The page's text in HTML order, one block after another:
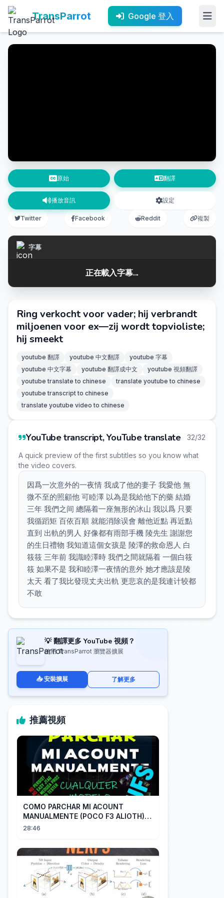
TransParrot Google 登入
原始 翻譯
播放音訊 設定
Twitter Facebook Reddit 複製
字幕
正在載入字幕...
Ring verkocht voor vader; hij verbrandt
miljoenen voor ex—zij wordt topvioliste;
hij smeekt
youtube 翻譯 youtube 中文翻譯
youtube 字幕
youtube 中文字幕
youtube 翻譯成中文
youtube 視頻翻譯
youtube translate to chinese
translate youtube to chinese
youtube transcript to chinese
translate youtube video to chinese
YouTube transcript, YouTube translate 32/32
A quick preview of the first subtitles so you know what
the video covers.
因爲一次意外的一夜情 我成了他的妻子 我愛他 無
微不至的照顧他 可睦澤 以為是我給他下的藥 結婚
三年 我們之间 總隔着一座無形的冰山 我以爲 只要
我循蹈矩 百依百順 就能消除误會 離他近點 再近點
直到 出軌的男人 好像都有雨部手機 陵先生 謝謝您
的生日禮物 我知道這個女孩是 陵澤的救命恩人 白
筱筱 三年前 我識睦澤時 我們之間就隔着 一個白筱
筱 如果不是 我和睦澤一夜情的意外 她才應該是陵
太天 看了我比發現丈夫出軌 更悲哀的是我連计较都
不敢
💡 翻譯更多 YouTube 視頻？
使用 TransParrot 瀏覽器擴展
📥 安裝擴展 了解更多
推薦視頻
COMO PARCHAR MI ACOUNT
MANUALMENTE (POCO F3 ALIOTH)
SIN REMPLAZAR PERSIST CHIP OFF
28:46